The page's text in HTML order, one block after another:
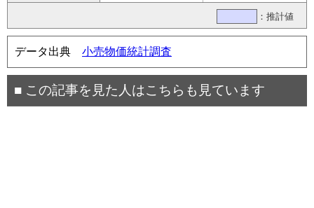
：推計値
データ出典 小売物価統計調査
■ この記事を見た人はこちらも見ています